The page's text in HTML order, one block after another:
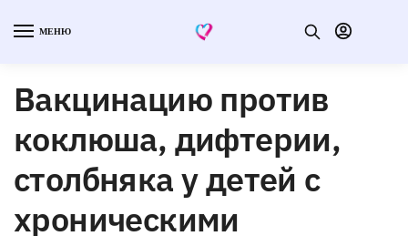
МЕНЮ
Вакцинацию против
коклюша, дифтерии,
столбняка у детей с
хроническими